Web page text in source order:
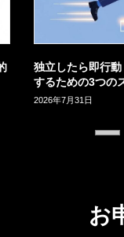
独立したら即行
するための3つの
2026年7月31日
お